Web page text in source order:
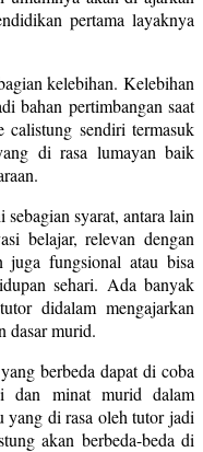
pertama layaknya
kelebihan. Kelebihan
bahan pertimbangan saat
calistung sendiri termasuk
di rasa lumayan baik
syarat, antara lain
belajar, relevan dengan
juga fungsional atau bisa
sehari. Ada banyak
didalam mengajarkan
dasar murid.
berbeda dapat di coba
dan minat murid dalam
yang di rasa oleh tutor jadi
akan berbeda-beda di